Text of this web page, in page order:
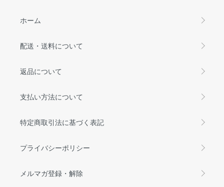
ホーム
配送・送料について
返品について
支払い方法について
特定商取引法に基づく表記
プライバシーポリシー
メルマガ登録・解除